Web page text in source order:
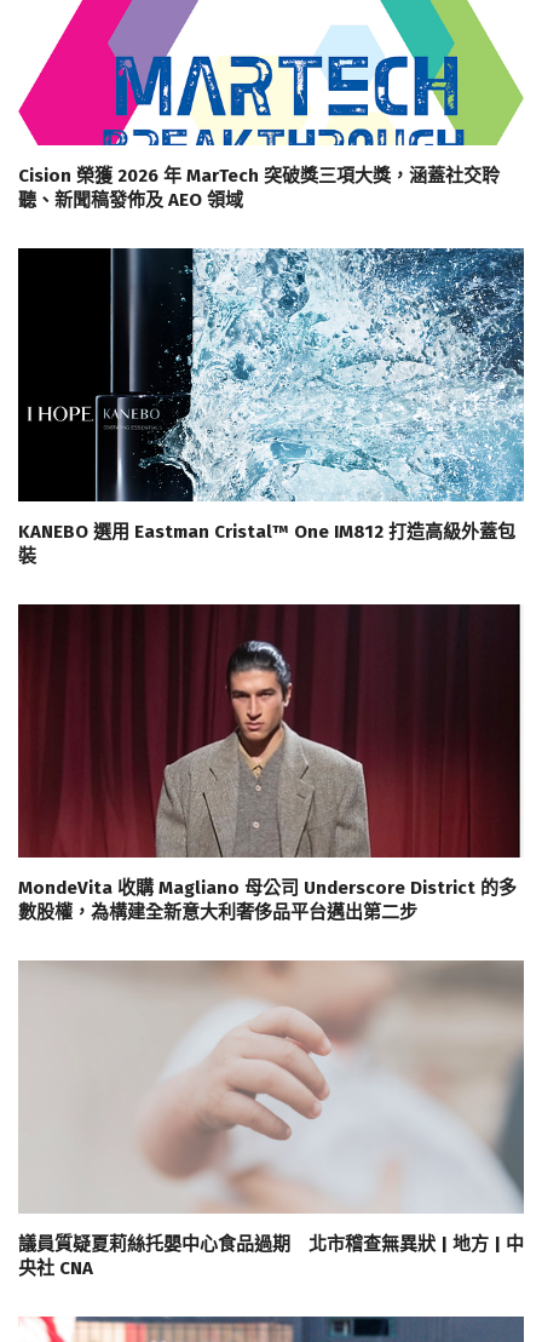
Cision 榮獲 2026 年 MarTech 突破獎三項大獎，涵蓋社交聆
聽、新聞稿發佈及 AEO 領域
KANEBO 選用 Eastman Cristal™ One IM812 打造高級外蓋包
裝
MondeVita 收購 Magliano 母公司 Underscore District 的多
數股權，為構建全新意大利奢侈品平台邁出第二步
議員質疑夏莉絲托嬰中心食品過期 北市稽查無異狀 | 地方 | 中
央社 CNA